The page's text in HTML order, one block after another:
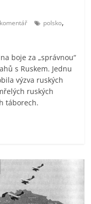
polsko,
boje za „správnou“
s Ruskem. Jednu
výzva ruských
ruských
táborech.